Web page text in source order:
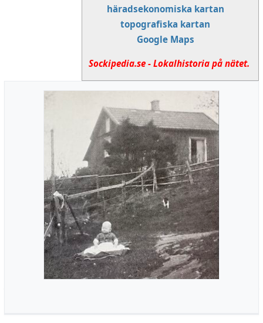
häradsekonomiska kartan
topografiska kartan
Google Maps
Sockipedia.se - Lokalhistoria på nätet.